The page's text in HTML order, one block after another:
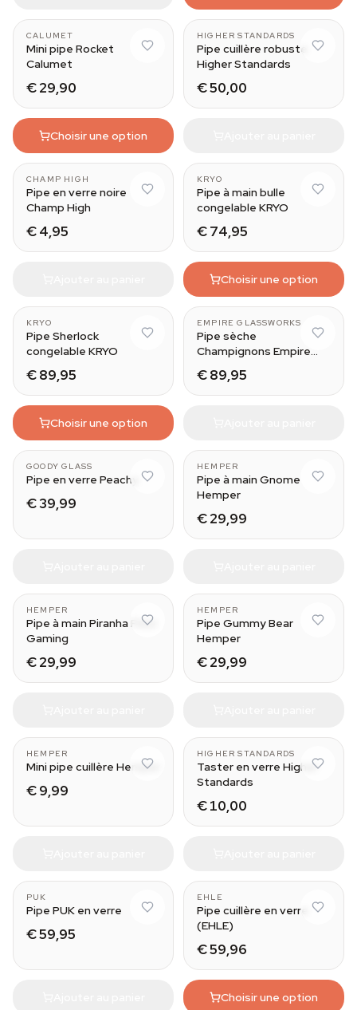
CALUMET
Mini pipe Rocket
Calumet
€ 29,90
Choisir une option
HIGHER STANDARDS
Pipe cuillère robuste
Higher Standards
€ 50,00
CHAMP HIGH
Pipe en verre noire
Champ High
€ 4,95
KRYO
Pipe à main bulle
congelable KRYO
€ 74,95
Choisir une option
KRYO
Pipe Sherlock
congelable KRYO
€ 89,95
Choisir une option
EMPIRE GLASSWORKS
Pipe sèche
Champignons Empire
€ 89,95
GOODY GLASS
Pipe en verre Peachy
€ 39,99
HEMPER
Pipe à main Gnome
Hemper
€ 29,99
HEMPER
Pipe à main Piranha Fleur
Gaming
€ 29,99
HEMPER
Pipe Gummy Bear
Hemper
€ 29,99
HEMPER
Mini pipe cuillère Hemper
€ 9,99
HIGHER STANDARDS
Taster en verre Higher
Standards
€ 10,00
PUK
Pipe PUK en verre
€ 59,95
EHLE
Pipe cuillère en verre
(EHLE)
€ 59,96
Choisir une option